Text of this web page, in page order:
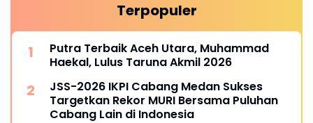
Terpopuler
Putra Terbaik Aceh Utara, Muhammad
Haekal, Lulus Taruna Akmil 2026
JSS-2026 IKPI Cabang Medan Sukses
Targetkan Rekor MURI Bersama Puluhan
Cabang Lain di Indonesia